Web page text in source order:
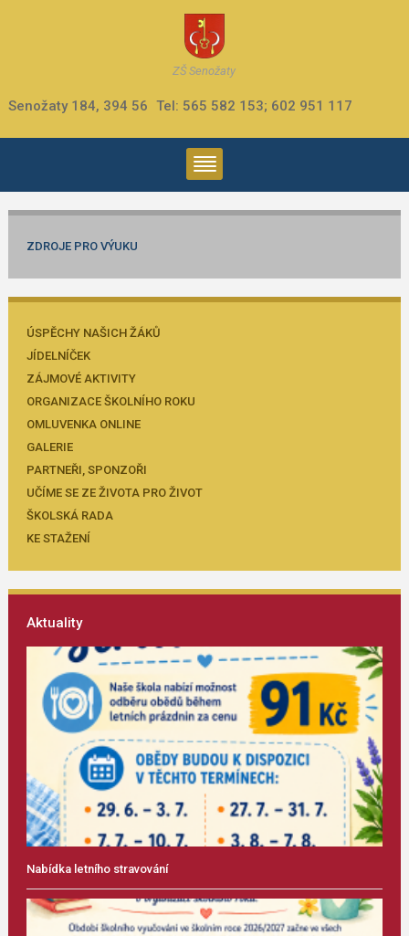
ZŠ Senožaty
Senožaty 184, 394 56 Tel: 565 582 153; 602 951 117
ZDROJE PRO VÝUKU
ÚSPĚCHY NAŠICH ŽÁKŮ
JÍDELNÍČEK
ZÁJMOVÉ AKTIVITY
ORGANIZACE ŠKOLNÍHO ROKU
OMLUVENKA ONLINE
GALERIE
PARTNEŘI, SPONZOŘI
UČÍME SE ZE ŽIVOTA PRO ŽIVOT
ŠKOLSKÁ RADA
KE STAŽENÍ
Aktuality
Nabídka letního stravování